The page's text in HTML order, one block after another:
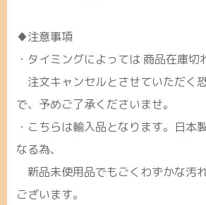
♦注意事項
・タイミングによっては 商品在庫切
注文キャンセルとさせていただく
で、予めご了承くださいませ。
・こちらは輸入品となります。日本
なる為、
新品未使用品でもごくわずかな汚
ございます。